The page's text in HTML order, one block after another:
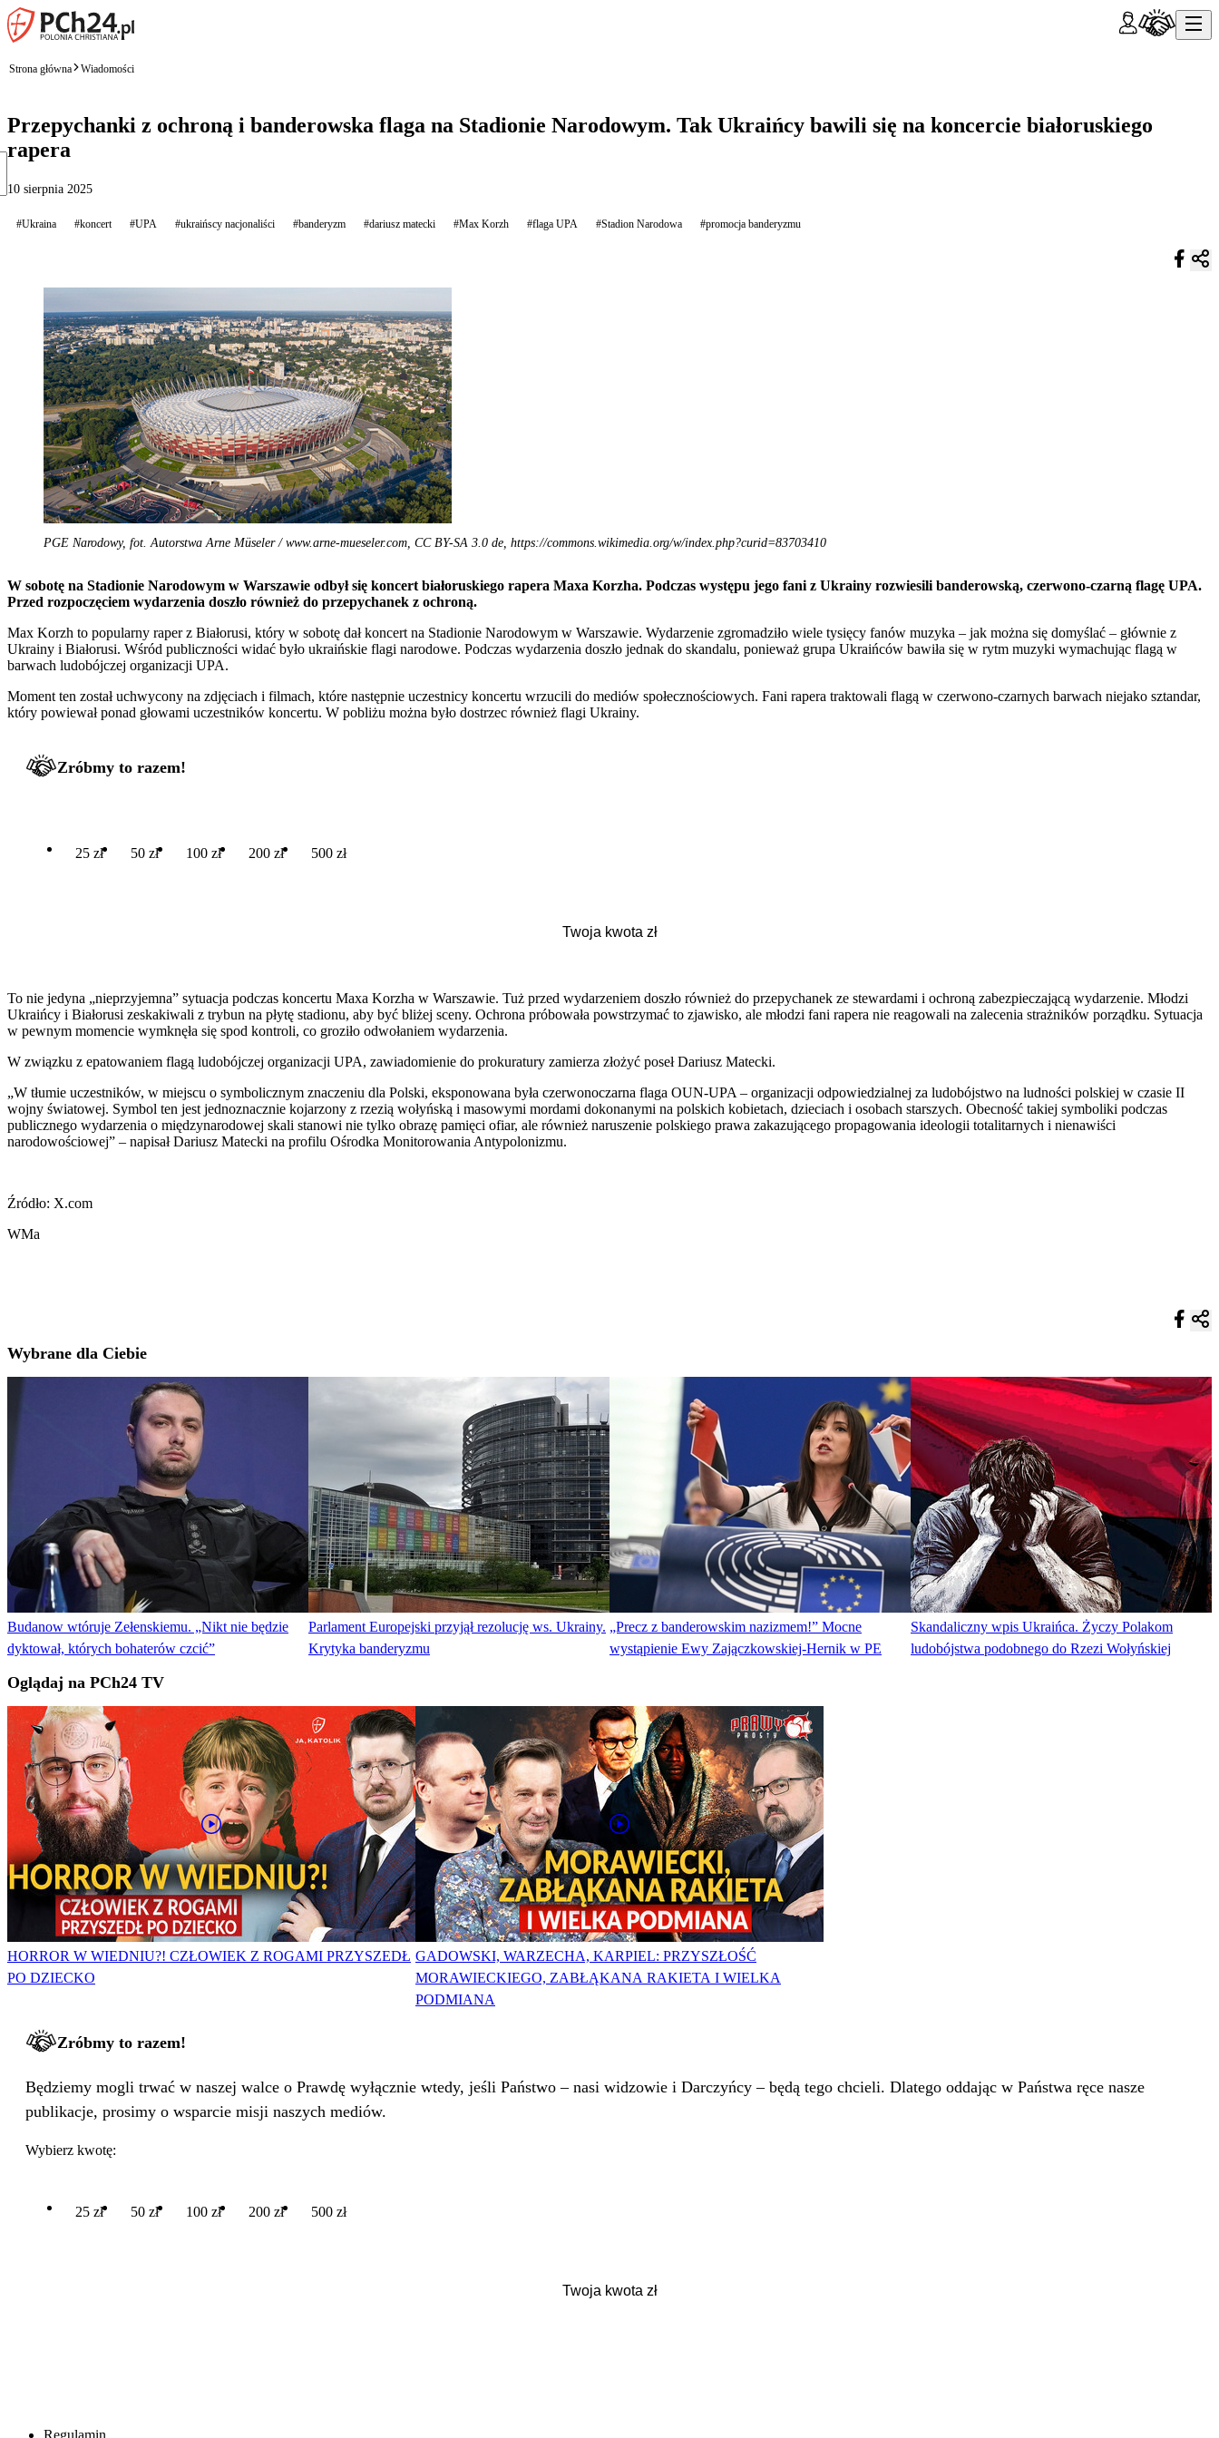
Strona główna Wiadomości
Przepychanki z ochroną i banderowska flaga na Stadionie Narodowym. Tak Ukraińcy bawili się na koncercie białoruskiego
rapera
10 sierpnia 2025
#Ukraina #koncert #UPA #ukraińscy nacjonaliści #banderyzm #dariusz matecki #Max Korzh #flaga UPA #Stadion Narodowa #promocja banderyzmu
PGE Narodowy, fot. Autorstwa Arne Müseler / www.arne-mueseler.com, CC BY-SA 3.0 de, https://commons.wikimedia.org/w/index.php?curid=83703410
W sobotę na Stadionie Narodowym w Warszawie odbył się koncert białoruskiego rapera Maxa Korzha. Podczas występu jego fani z Ukrainy rozwiesili banderowską, czerwono-czarną flagę UPA.
Przed rozpoczęciem wydarzenia doszło również do przepychanek z ochroną.
Max Korzh to popularny raper z Białorusi, który w sobotę dał koncert na Stadionie Narodowym w Warszawie. Wydarzenie zgromadziło wiele tysięcy fanów muzyka – jak można się domyślać – głównie z
Ukrainy i Białorusi. Wśród publiczności widać było ukraińskie flagi narodowe. Podczas wydarzenia doszło jednak do skandalu, ponieważ grupa Ukraińców bawiła się w rytm muzyki wymachując flagą w
barwach ludobójczej organizacji UPA.
Moment ten został uchwycony na zdjęciach i filmach, które następnie uczestnicy koncertu wrzucili do mediów społecznościowych. Fani rapera traktowali flagą w czerwono-czarnych barwach niejako sztandar,
który powiewał ponad głowami uczestników koncertu. W pobliżu można było dostrzec również flagi Ukrainy.
Zróbmy to razem!
25 zł 50 zł 100 zł 200 zł 500 zł
To nie jedyna „nieprzyjemna” sytuacja podczas koncertu Maxa Korzha w Warszawie. Tuż przed wydarzeniem doszło również do przepychanek ze stewardami i ochroną zabezpieczającą wydarzenie. Młodzi
Ukraińcy i Białorusi zeskakiwali z trybun na płytę stadionu, aby być bliżej sceny. Ochrona próbowała powstrzymać to zjawisko, ale młodzi fani rapera nie reagowali na zalecenia strażników porządku. Sytuacja
w pewnym momencie wymknęła się spod kontroli, co groziło odwołaniem wydarzenia.
W związku z epatowaniem flagą ludobójczej organizacji UPA, zawiadomienie do prokuratury zamierza złożyć poseł Dariusz Matecki.
„W tłumie uczestników, w miejscu o symbolicznym znaczeniu dla Polski, eksponowana była czerwonoczarna flaga OUN-UPA – organizacji odpowiedzialnej za ludobójstwo na ludności polskiej w czasie II
wojny światowej. Symbol ten jest jednoznacznie kojarzony z rzezią wołyńską i masowymi mordami dokonanymi na polskich kobietach, dzieciach i osobach starszych. Obecność takiej symboliki podczas
publicznego wydarzenia o międzynarodowej skali stanowi nie tylko obrazę pamięci ofiar, ale również naruszenie polskiego prawa zakazującego propagowania ideologii totalitarnych i nienawiści
narodowościowej” – napisał Dariusz Matecki na profilu Ośrodka Monitorowania Antypolonizmu.
Źródło: X.com
WMa
Wybrane dla Ciebie
Budanow wtóruje Zełenskiemu. „Nikt nie będzie
dyktował, których bohaterów czcić”
Parlament Europejski przyjął rezolucję ws. Ukrainy.
Krytyka banderyzmu
„Precz z banderowskim nazizmem!” Mocne
wystąpienie Ewy Zajączkowskiej-Hernik w PE
Skandaliczny wpis Ukraińca. Życzy Polakom
ludobójstwa podobnego do Rzezi Wołyńskiej
Oglądaj na PCh24 TV
HORROR W WIEDNIU?! CZŁOWIEK Z ROGAMI PRZYSZEDŁ
PO DZIECKO
GADOWSKI, WARZECHA, KARPIEL: PRZYSZŁOŚĆ
MORAWIECKIEGO, ZABŁĄKANA RAKIETA I WIELKA
PODMIANA
Zróbmy to razem!
Będziemy mogli trwać w naszej walce o Prawdę wyłącznie wtedy, jeśli Państwo – nasi widzowie i Darczyńcy – będą tego chcieli. Dlatego oddając w Państwa ręce nasze
publikacje, prosimy o wsparcie misji naszych mediów.
Wybierz kwotę:
25 zł 50 zł 100 zł 200 zł 500 zł